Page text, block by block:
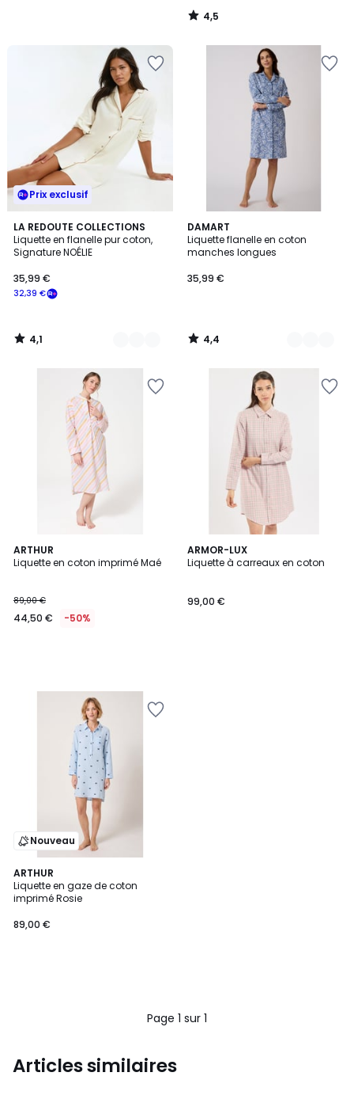
4,5
/
Prix exclusif
LA REDOUTE COLLECTIONS
Liquette en flanelle pur coton,
Signature NOÉLIE
32,39 €
35,99 €
4,1
/ 5
2
Couleurs
4,1
/
DAMART
Liquette flanelle en coton
manches longues
35,99 €
4,4
/ 5
2
Couleurs
4,4
/
ARTHUR
Liquette en coton imprimé Maé
89,00 €
44,50 € -50%
ARMOR-LUX
Liquette à carreaux en coton
99,00 €
Nouveau
ARTHUR
Liquette en gaze de coton
imprimé Rosie
89,00 €
Page 1 sur 1
Articles similaires